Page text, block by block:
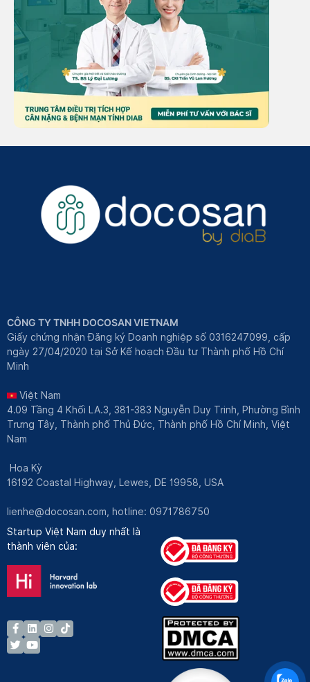
CÔNG TY TNHH DOCOSAN VIETNAM
Giấy chứng nhận Đăng ký Doanh nghiệp số 0316247099, cấp
ngày 27/04/2020 tại Sở Kế hoạch Đầu tư Thành phố Hồ Chí
Minh
Việt Nam
4.09 Tầng 4 Khối LA.3, 381-383 Nguyễn Duy Trinh, Phường Bình
Trưng Tây, Thành phố Thủ Đức, Thành phố Hồ Chí Minh, Việt
Nam
Hoa Kỳ
16192 Coastal Highway, Lewes, DE 19958, USA
lienhe@docosan.com, hotline: 0971786750
Startup Việt Nam duy nhất là
thành viên của: